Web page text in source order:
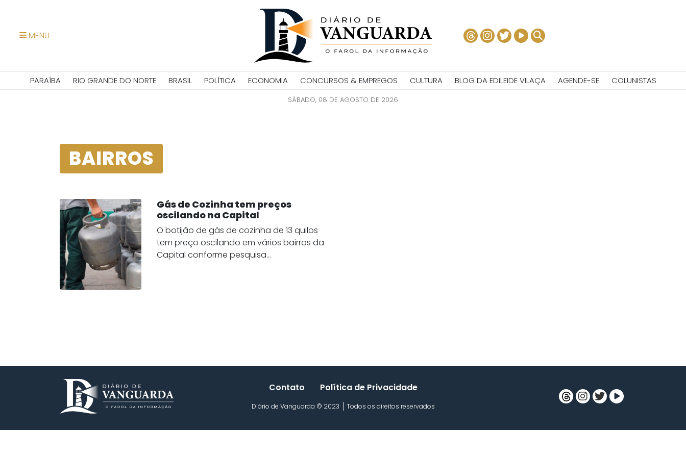
MENU
PARAÍBA RIO GRANDE DO NORTE BRASIL POLÍTICA ECONOMIA CONCURSOS & EMPREGOS CULTURA BLOG DA EDILEIDE VILAÇA AGENDE-SE COLUNISTAS
SÁBADO, 08 DE AGOSTO DE 2026
BAIRROS
Gás de Cozinha tem preços
oscilando na Capital
O botijão de gás de cozinha de 13 quilos
tem preço oscilando em vários bairros da
Capital conforme pesquisa...
Contato Política de Privacidade
Diário de Vanguarda © 2023 Todos os direitos reservados